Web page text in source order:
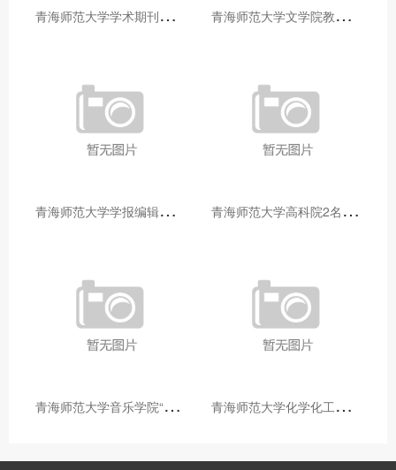
青
海师范大学学术期刊两个专栏入选2025年青海省期刊重点专栏 青
海师范大学文学院教师赴山东省相关高校和学术机构交流学习
青
海师范大学学报编辑部赴大通县城关镇上毛佰胜村开展帮扶慰问活动 青
海师范大学高科院2名专家当选中国科学院院士
青
海师范大学音乐学院“青舞华章”本科舞蹈专业中期汇报圆满落幕 青
海师范大学化学化工学院开展铸牢中华民族共同体意识大讲堂活动